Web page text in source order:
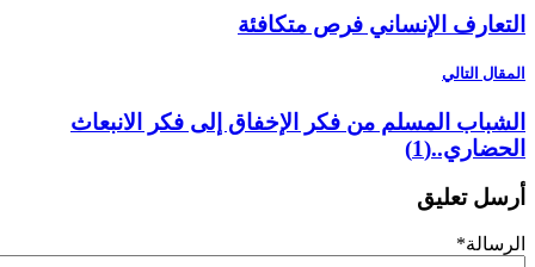
الإنساني فرص متكافئة
التالي
المسلم من فكر الإخفاق إلى فكر الانبعاث
تعليق
*